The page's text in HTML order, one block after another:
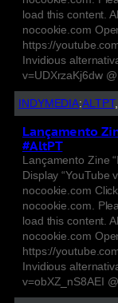
load this content.
nocookie.com
https://
Invidious
v=UDXrzaKj6dw
INDYMEDIA:ALTPT,
Lançamento
#AltPT
Lançamento Zine
Display “YouTube
nocookie.com
nocookie.com.
load this content.
nocookie.com
https://
Invidious
v=obXZ_nS8AEI